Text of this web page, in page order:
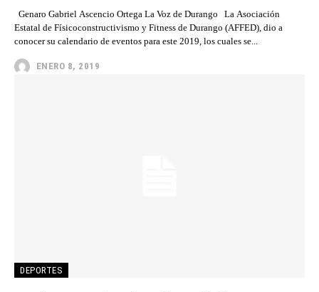
Estatal de Físicoconstructivismo y Fitness de Durango (AFFED), dio a
conocer su calendario de eventos para este 2019, los cuales se...
ENERO 8, 2019
DEPORTES